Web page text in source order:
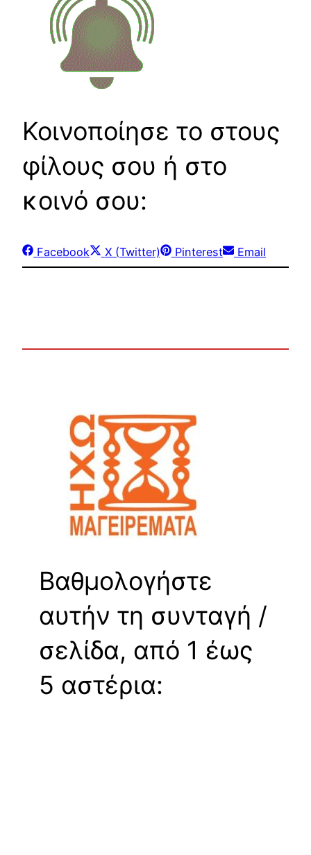
Κοινοποίησε το στους
φίλους σου ή στο
κοινό σου:
Share
on
Facebook
Share
on
X (Twitter)
Share
on
Pinterest
Share
on
Email
Βαθμολογήστε
αυτήν τη συνταγή /
σελίδα, από 1 έως
5 αστέρια: